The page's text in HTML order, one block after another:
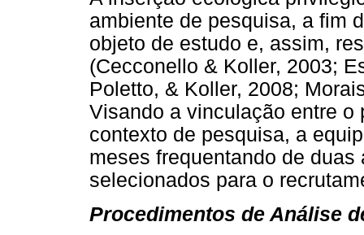
ambiente de pesquisa, a fim
objeto de estudo e, assim,
(Cecconello & Koller, 2003;
Poletto, & Koller, 2008;
Visando a vinculação entre o
contexto de pesquisa, a
meses frequentando de
selecionados para o
Procedimentos de Análise